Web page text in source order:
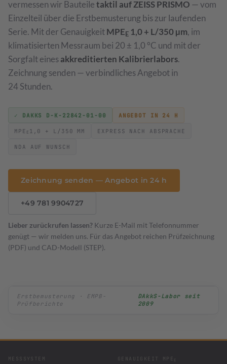
Drehmomentschlüssel
Drehmomentschrauber & Schlüssel · 0,1 Nm bis 1000 Nm
Waagen
Klasse I bis III · DAkkS
Prüfmittelmanagement
Leistungsverzeichnis & Preise
Preisliste 2026
DAkkS-akkreditierte 3D-Vermessung Ihrer Bauteile
Sondermessmittel
KFZ Schablonen
Optische Vermessung
ZEISS T-SCAN hawk 2 · 3D-Scanning
vermessen wir Bauteiletaktil auf ZEISS PRISMO — vom
Einzelteil über die Erstbemusterung bis zur laufenden
Serie. Mit der GenauigkeitMPE E 1,0 + L/350 µm, im
klimatisierten Messraum bei 20 ± 1,0 °C und mit der
Sorgfalt einesakkreditierten Kalibrierlabors.
Zeichnung senden — verbindliches Angebot in
24 Stunden.
✓ DAKKS D-K-22842-01-00 ANGEBOT IN 24 H
MPE E 1,0 + L/350 ΜM EXPRESS NACH ABSPRACHE
NDA AUF WUNSCH
Zeichnung senden — Angebot in 24 h
+49 781 9904727
Lieber zurückrufen lassen? Kurze E-Mail mit Telefonnummer
genügt — wir melden uns. Für das Angebot reichen Prüfzeichnung
(PDF) und CAD-Modell (STEP).
ZEISS PRISMO · Gussbauteil im
Messraum
DAkkS-Labor seit
2009
MESSSYSTEM GENAUIGKEIT MPE E